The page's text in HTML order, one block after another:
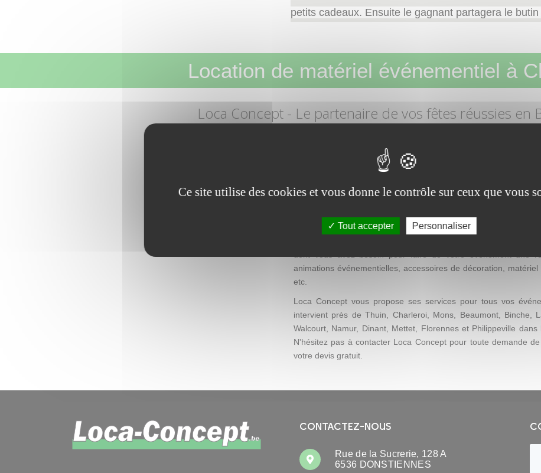
petits cadeaux. Ensuite le gagnant partagera le butin
Location de matériel événementiel à
Loca Concept - Le partenaire de vos fêtes réussies en
Loca Concept : location de
Vous recherchez une décoration facile à mettre en place et
Besoin de visibilité pour une action promotionnelle ? Envie
Entreprise de location de matériel événementiel à Charleroi
dont vous avez besoin pour faire de votre événement une
animations événementielles, accessoires de décoration,
etc.
Loca Concept vous propose ses services pour tous vos
intervient près de Thuin, Charleroi, Mons, Beaumont, Binche,
Walcourt, Namur, Dinant, Mettet, Florennes et Philippeville
N'hésitez pas à contacter Loca Concept pour toute demande
votre devis gratuit.
CONTACTEZ-NOUS
Rue de la Sucrerie, 128 A
6536 DONSTIENNES
Ce site utilise des cookies et vous donne le contrôle sur ceux que vous
Tout accepter Personnaliser